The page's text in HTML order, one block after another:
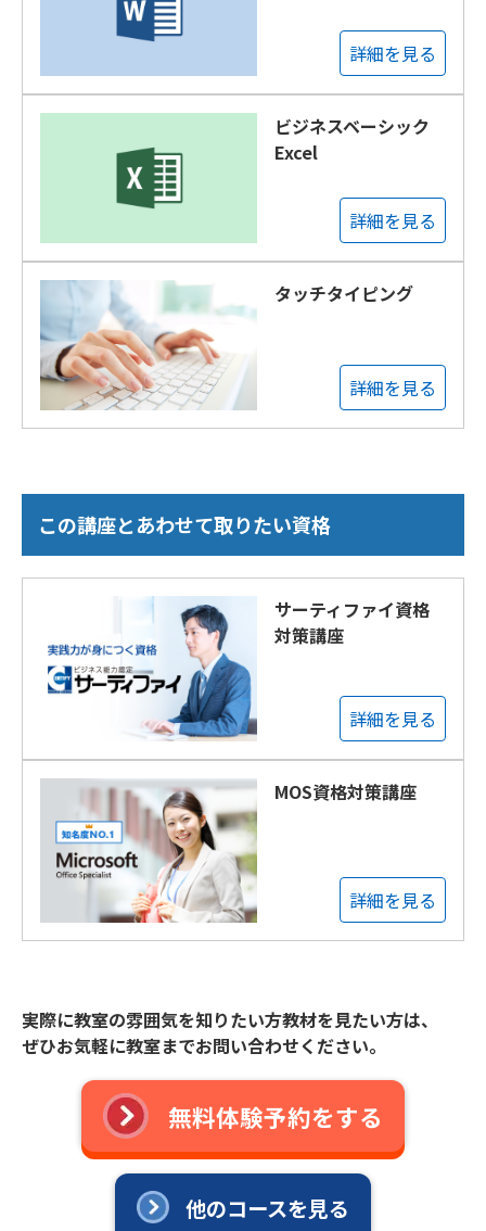
詳細を見る
ビジネスベーシック
Excel
詳細を見る
タッチタイピング
詳細を見る
この講座とあわせて取りたい資格
サーティファイ資格
対策講座
詳細を見る
MOS資格対策講座
詳細を見る
実際に教室の雰囲気を知りたい方教材を見たい方は、
ぜひお気軽に教室までお問い合わせください。
無料体験予約をする
他のコースを見る